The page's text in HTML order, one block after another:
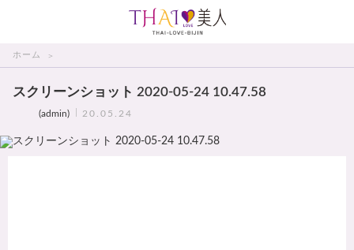
ホーム
スクリーンショット 2020-05-24 10.47.58
(admin) 20.05.24